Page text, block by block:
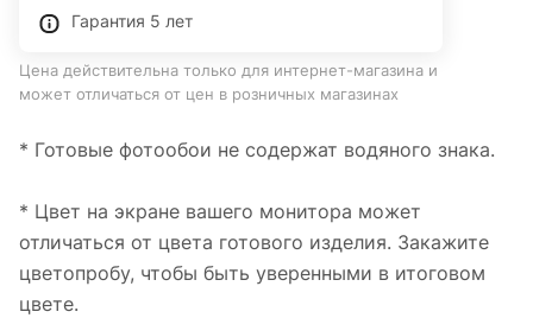
Гарантия 5 лет
Цена действительна только для интернет-магазина и
может отличаться от цен в розничных магазинах
* Готовые фотообои не содержат водяного знака.
* Цвет на экране вашего монитора может
отличаться от цвета готового изделия. Закажите
цветопробу, чтобы быть уверенными в итоговом
цвете.